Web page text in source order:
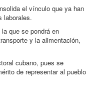
el vínculo que ya han
laborales.
que se pondrá en
y la alimentación,
cubano, pues se
de representar al pueblo